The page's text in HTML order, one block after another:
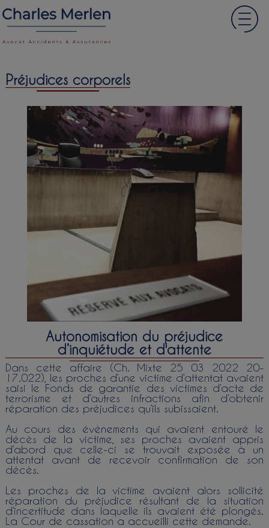
Préjudices corporels
Autonomisation du préjudice
d’inquiétude et d'attente
Dans cette affaire (Ch. Mixte 25 03 2022 20-
17.022), les proches d’une victime d’attentat avaient
saisi le Fonds de garantie des victimes d’acte de
terrorisme et d’autres infractions afin d’obtenir
réparation des préjudices qu’ils subissaient.
Au cours des événements qui avaient entouré le
décès de la victime, ses proches avaient appris
d’abord que celle-ci se trouvait exposée à un
attentat avant de recevoir confirmation de son
décès.
Les proches de la victime avaient alors sollicité
réparation du préjudice résultant de la situation
d’incertitude dans laquelle ils avaient été plongés.
La Cour de cassation a accueilli cette demande.